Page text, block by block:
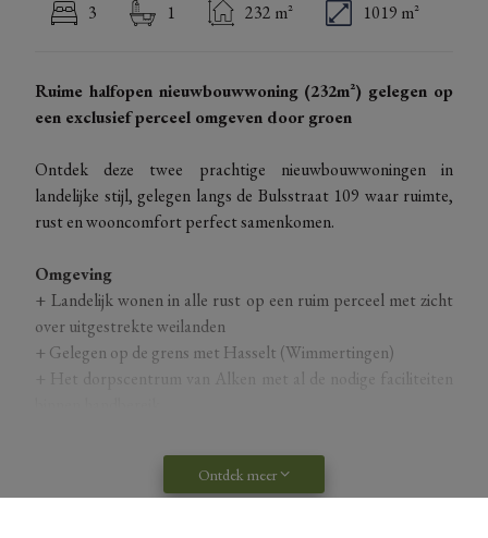
3 1 232 m² 1019 m²
Ruime halfopen nieuwbouwwoning (232m²) gelegen op
een exclusief perceel omgeven door groen
Ontdek deze twee prachtige nieuwbouwwoningen in
landelijke stijl, gelegen langs de Bulsstraat 109 waar ruimte,
rust en wooncomfort perfect samenkomen.
Omgeving
+ Landelijk wonen in alle rust op een ruim perceel met zicht
over uitgestrekte weilanden
+ Gelegen op de grens met Hasselt (Wimmertingen)
+ Het dorpscentrum van Alken met al de nodige faciliteiten
omliggende steden zoals Hasselt.
Ontdek meer